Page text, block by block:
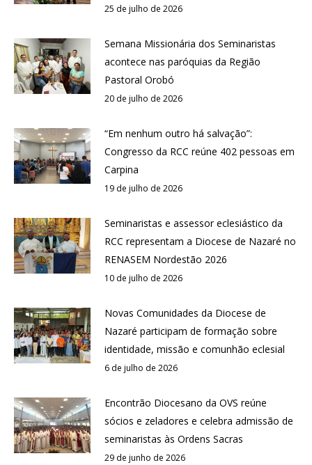
25 de julho de 2026
Semana Missionária dos Seminaristas
acontece nas paróquias da Região
Pastoral Orobó
20 de julho de 2026
“Em nenhum outro há salvação”:
Congresso da RCC reúne 402 pessoas em
Carpina
19 de julho de 2026
Seminaristas e assessor eclesiástico da
RCC representam a Diocese de Nazaré no
RENASEM Nordestão 2026
10 de julho de 2026
Novas Comunidades da Diocese de
Nazaré participam de formação sobre
identidade, missão e comunhão eclesial
6 de julho de 2026
Encontrão Diocesano da OVS reúne
sócios e zeladores e celebra admissão de
seminaristas às Ordens Sacras
29 de junho de 2026